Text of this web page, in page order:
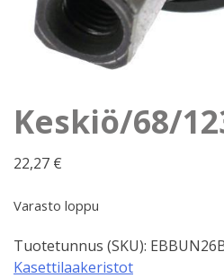
Keskiö/68/
22,27 €
Varasto loppu
Tuotetunnus (SKU):
Kasettilaakeristot